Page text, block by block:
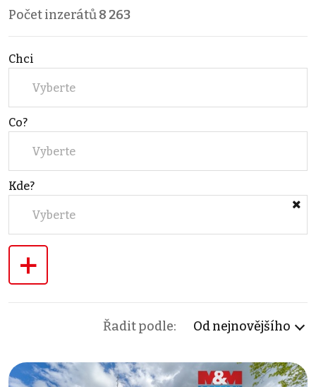
Počet inzerátů8 263
Chci
Vyberte
Co?
Vyberte
Kde?
Vyberte
+
Řadit podle: Od nejnovějšího